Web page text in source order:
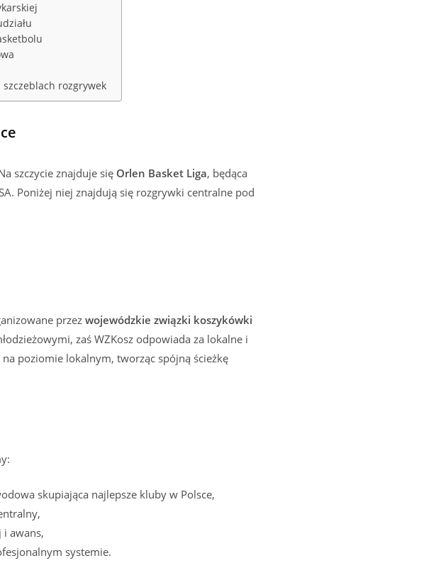
rozgrywek
szczycie znajduje się Orlen Basket Liga, będąca
Poniżej niej znajdują się rozgrywki centralne pod
przez wojewódzkie związki koszykówki
zaś WZKosz odpowiada za lokalne i
poziomie lokalnym, tworząc spójną ścieżkę
skupiająca najlepsze kluby w Polsce,
awans,
systemie.